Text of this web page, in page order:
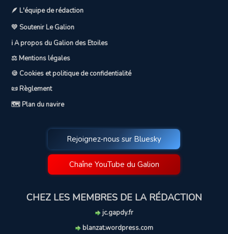
🪶 L'équipe de rédaction
💛 Soutenir Le Galion
ℹ️ A propos du Galion des Etoiles
⚖️ Mentions légales
🍪 Cookies et politique de confidentialité
📜 Règlement
🗺️ Plan du navire
Rejoignez-nous sur Bluesky
Chaîne YouTube du Galion
CHEZ LES MEMBRES DE LA RÉDACTION
jc.gapdy.fr
blanzat.wordpress.com